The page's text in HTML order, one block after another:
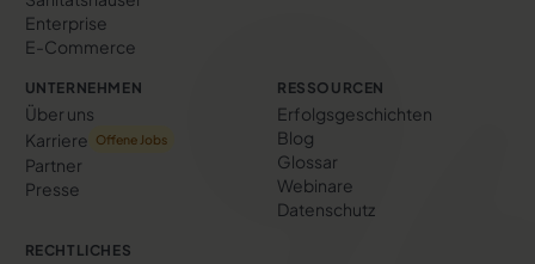
Enterprise
E-Commerce
UNTERNEHMEN
Über uns
Karriere
Offene Jobs
Partner
Presse
RESSOURCEN
Erfolgs­geschichten
Blog
Glossar
Webinare
Datenschutz
RECHTLICHES